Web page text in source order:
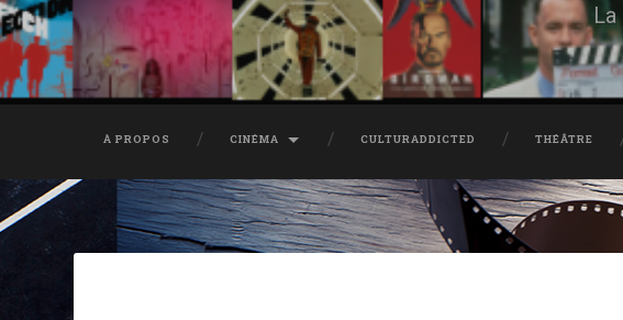
À PROPOS CINÉMA CULTURADDICTED THÉÂTRE